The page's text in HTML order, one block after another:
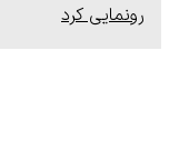
رونمایی کرد